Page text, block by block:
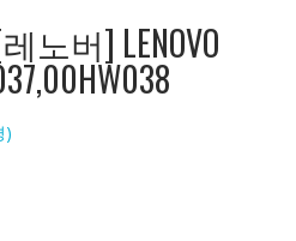
노버] LENOVO
)